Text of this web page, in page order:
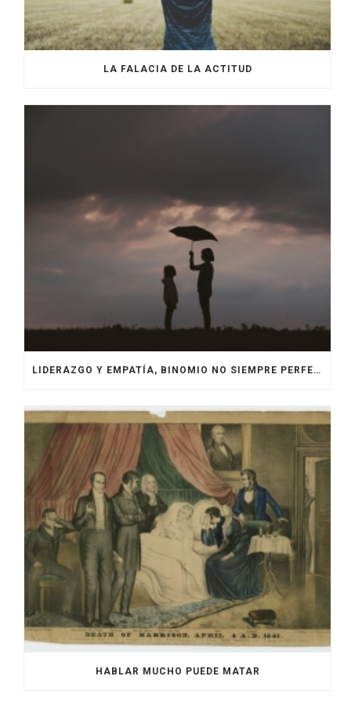
LA FALACIA DE LA ACTITUD
LIDERAZGO Y EMPATÍA, BINOMIO NO SIEMPRE PERFECTO
HABLAR MUCHO PUEDE MATAR